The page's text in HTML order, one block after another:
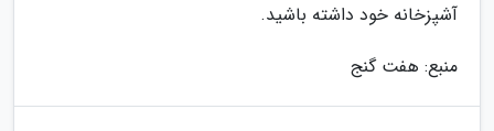
آشپزخانه خود داشته باشید.
منبع: هفت گنج